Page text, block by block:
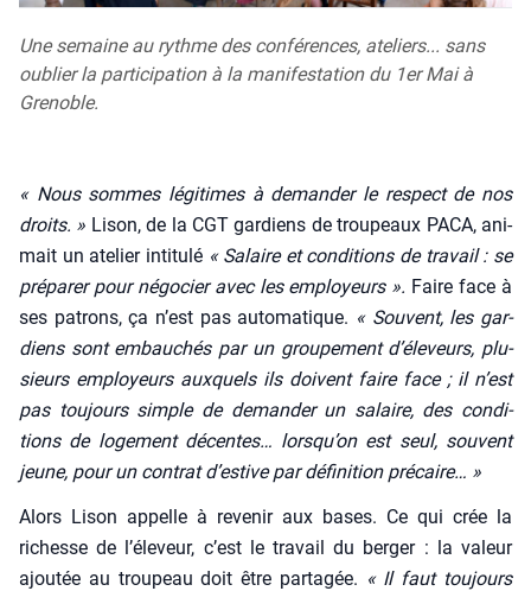
Une semaine au rythme des conférences, ateliers... sans
oublier la participation à la manifestation du 1er Mai à
Grenoble.
« Nous sommes légi­times à deman­der le res­pect de nos
droits. » Lison, de la CGT gar­diens de trou­peaux PACA, ani­
mait un ate­lier inti­tu­lé « Salaire et condi­tions de tra­vail : se
pré­pa­rer pour négo­cier avec les employeurs ». Faire face à
ses patrons, ça n’est pas auto­ma­tique. « Sou­vent, les gar­
diens sont embau­chés par un grou­pe­ment d’éleveurs, plu­
sieurs employeurs aux­quels ils doivent faire face ; il n’est
pas tou­jours simple de deman­der un salaire, des condi­
tions de loge­ment décentes… lorsqu’on est seul, sou­vent
jeune, pour un contrat d’estivepar défi­ni­tion pré­caire… »
Alors Lison appelle à reve­nir aux bases. Ce qui crée la
richesse de l’éleveur, c’est le tra­vail du ber­ger : la valeur
ajou­tée au trou­peau doit être par­ta­gée. « Il faut tou­jours